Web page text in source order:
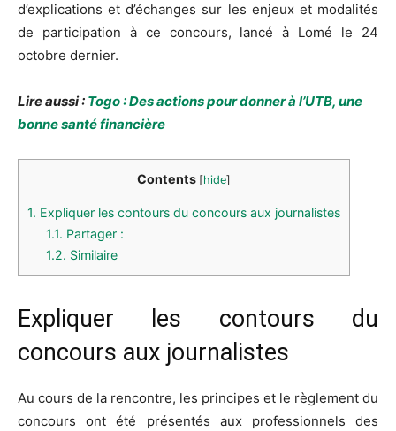
d’explications et d’échanges sur les enjeux et modalités
de participation à ce concours, lancé à Lomé le 24
octobre dernier.
Lire aussi : Togo : Des actions pour donner à l’UTB, une
bonne santé financière
Contents [hide]
1. Expliquer les contours du concours aux journalistes
1.1. Partager :
1.2. Similaire
Expliquer les contours du
concours aux journalistes
Au cours de la rencontre, les principes et le règlement du
concours ont été présentés aux professionnels des